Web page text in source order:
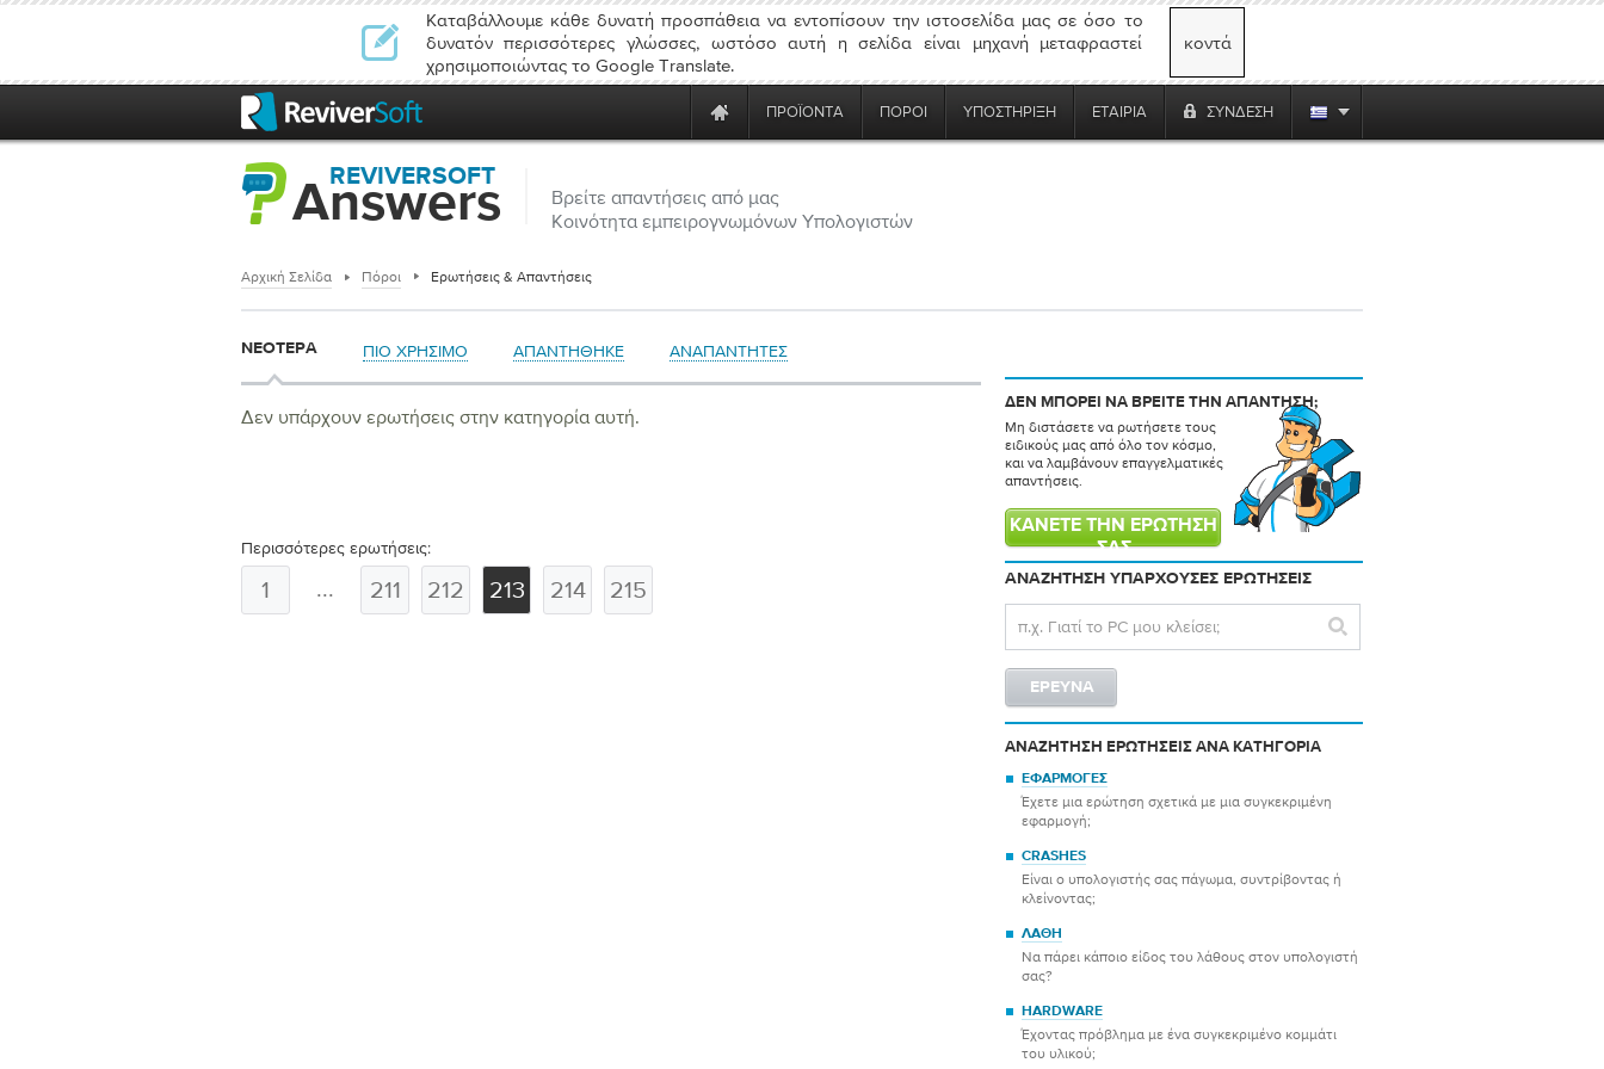
Καταβάλλουμε κάθε δυνατή προσπάθεια να εντοπίσουν την ιστοσελίδα μας σε όσο το
δυνατόν περισσότερες γλώσσες, ωστόσο αυτή η σελίδα είναι μηχανή μεταφραστεί
χρησιμοποιώντας το Google Translate.
κοντά
ΠΡΟΪΌΝΤΑ ΠΌΡΟΙ ΥΠΟΣΤΉΡΙΞΗ ΕΤΑΙΡΊΑ ΣΎΝΔΕΣΗ
REVIVERSOFT
Answers
Βρείτε απαντήσεις από μας
Κοινότητα εμπειρογνωμόνων Υπολογιστών
Αρχική Σελίδα Πόροι Ερωτήσεις & Απαντήσεις
ΝΕΌΤΕΡΑ ΠΙΟ ΧΡΉΣΙΜΟ ΑΠΑΝΤΉΘΗΚΕ ΑΝΑΠΆΝΤΗΤΕΣ
Δεν υπάρχουν ερωτήσεις στην κατηγορία αυτή.
Περισσότερες ερωτήσεις:
1 ... 211 212 213 214 215
ΔΕΝ ΜΠΟΡΕΙ ΝΑ ΒΡΕΙΤΕ ΤΗΝ ΑΠΑΝΤΗΣΗ;
Μη διστάσετε να ρωτήσετε τους
ειδικούς μας από όλο τον κόσμο,
και να λαμβάνουν επαγγελματικές
απαντήσεις.
ΚΆΝΕΤΕ ΤΗΝ ΕΡΏΤΗΣΉ
ΣΑΣ
ΑΝΑΖΉΤΗΣΗ ΥΠΆΡΧΟΥΣΕΣ ΕΡΩΤΉΣΕΙΣ
ΑΝΑΖΉΤΗΣΗ ΕΡΩΤΉΣΕΙΣ ΑΝΆ ΚΑΤΗΓΟΡΊΑ
ΕΦΑΡΜΟΓΈΣ
Έχετε μια ερώτηση σχετικά με μια συγκεκριμένη
εφαρμογή;
CRASHES
Είναι ο υπολογιστής σας πάγωμα, συντρίβοντας ή
κλείνοντας;
ΛΆΘΗ
Να πάρει κάποιο είδος του λάθους στον υπολογιστή
σας?
HARDWARE
Έχοντας πρόβλημα με ένα συγκεκριμένο κομμάτι
του υλικού;